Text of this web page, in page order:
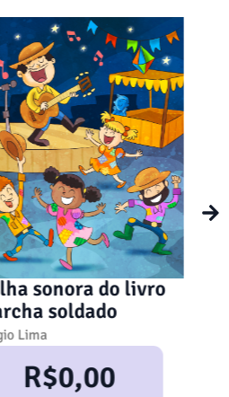
sonora do livro
soldado
Lima
R$0,00